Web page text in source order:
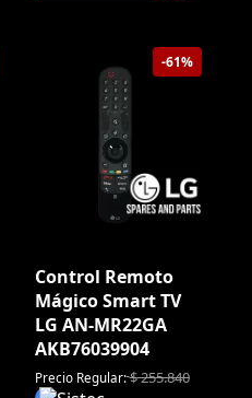
-61%
Control Remoto
Mágico Smart TV
LG AN-MR22GA
AKB76039904
Precio Regular:$255.840